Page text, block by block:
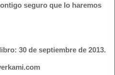
seguro que lo haremos
: 30 de septiembre de 2013.